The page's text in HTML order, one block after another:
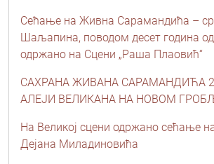
Сећање на Живна Сарамандића –
Шаљапина, поводом десет година
одржано на Сцени „Раша Плаовић“
САХРАНА ЖИВАНА САРАМАНДИЋА
АЛЕЈИ ВЕЛИКАНА НА НОВОМ
На Великој сцени одржано сећање
Дејана Миладиновића